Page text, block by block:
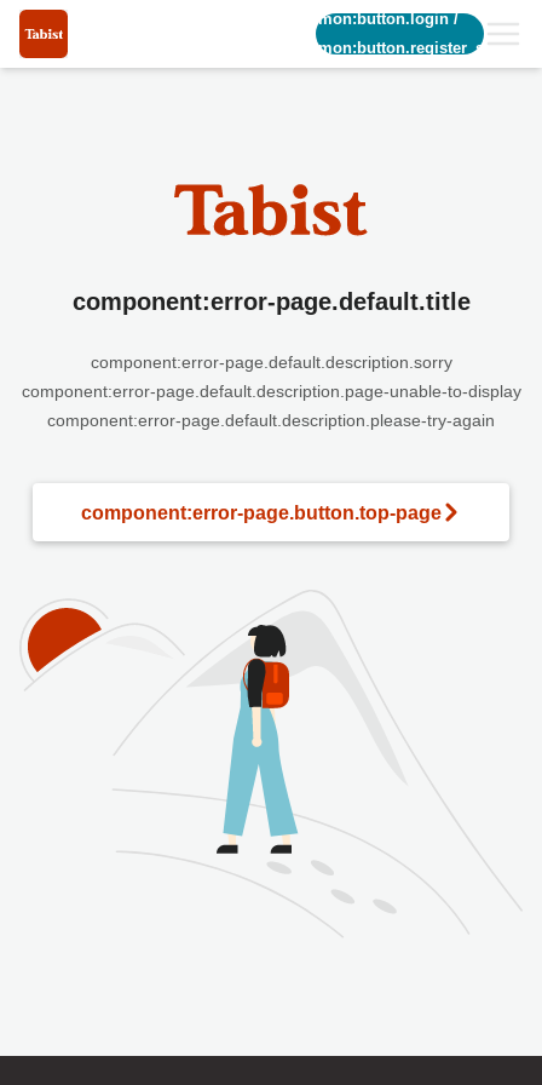
common:button.login/
common:button.register_short
component:error-page.default.title
component:error-page.default.description.sorry
component:error-page.default.description.page-unable-to-display
component:error-page.default.description.please-try-again
component:error-page.button.top-page